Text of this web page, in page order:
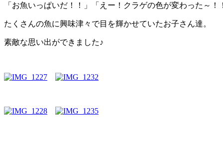
「お魚いっぱいだ！！」「えー！クラゲの色が変わった～！
たくさんの魚に興味津々で目を輝かせていたお子さん達。
素敵な思い出ができました♪